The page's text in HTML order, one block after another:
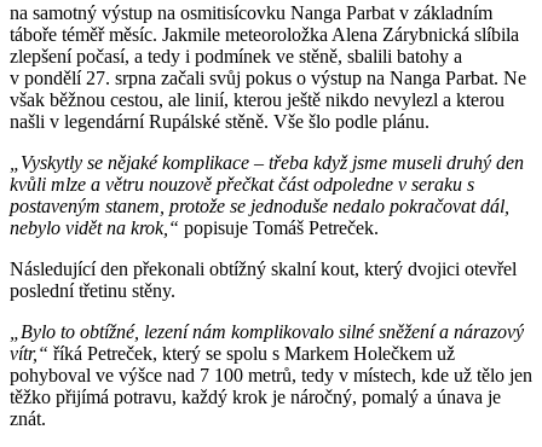
na samotný výstup na osmitisícovku Nanga Parbat v základním
táboře téměř měsíc. Jakmile meteoroložka Alena Zárybnická slíbila
zlepšení počasí, a tedy i podmínek ve stěně, sbalili batohy a
v pondělí 27. srpna začali svůj pokus o výstup na Nanga Parbat. Ne
však běžnou cestou, ale linií, kterou ještě nikdo nevylezl a kterou
našli v legendární Rupálské stěně. Vše šlo podle plánu.
„Vyskytly se nějaké komplikace – třeba když jsme museli druhý den
kvůli mlze a větru nouzově přečkat část odpoledne v seraku s
postaveným stanem, protože se jednoduše nedalo pokračovat dál,
nebylo vidět na krok,“ popisuje Tomáš Petreček.
Následující den překonali obtížný skalní kout, který dvojici otevřel
poslední třetinu stěny.
„Bylo to obtížné, lezení nám komplikovalo silné sněžení a nárazový
vítr,“ říká Petreček, který se spolu s Markem Holečkem už
pohyboval ve výšce nad 7 100 metrů, tedy v místech, kde už tělo jen
těžko přijímá potravu, každý krok je náročný, pomalý a únava je
znát.